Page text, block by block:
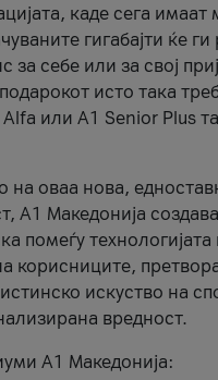
каде сега
гигабајти ќе
за себе или за свој
исто така
или A1 Senior Plus
на оваа нова,
А1 Македонија
помеѓу технологијата
корисниците,
искуство на
вредност.
А1 Македонија: